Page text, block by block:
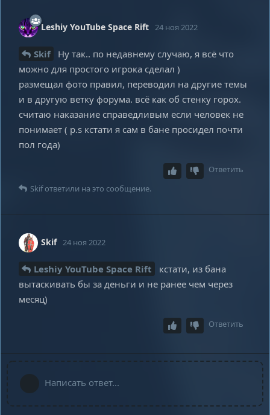
Leshiy YouTube Space Rift 24 ноя 2022
Skif
Ну так.. по недавнему случаю, я всё что
можно для простого игрока сделал )
размещал фото правил, переводил на другие темы
и в другую ветку форума. всё как об стенку горох.
считаю наказание справедливым если человек не
понимает ( p.s кстати я сам в бане просидел почти
пол года)
Ответить
Skifответили на это сообщение.
Skif 24 ноя 2022
Leshiy YouTube Space Rift
кстати, из бана
вытаскивать бы за деньги и не ранее чем через
месяц)
Ответить
Написать ответ...